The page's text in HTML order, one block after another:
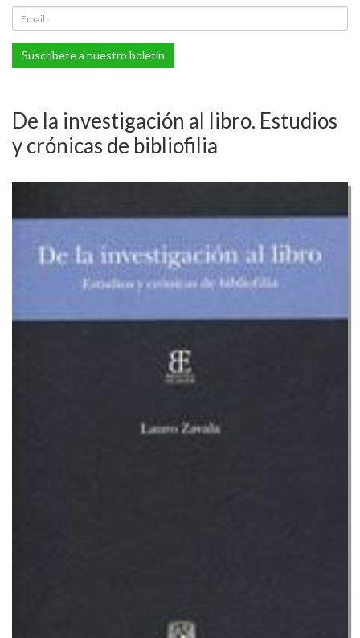
Suscríbete a nuestro boletín
De la investigación al libro. Estudios
y crónicas de bibliofilia